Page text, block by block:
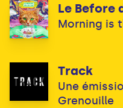
Le Before
Morning is
Track
Une
Grenouille